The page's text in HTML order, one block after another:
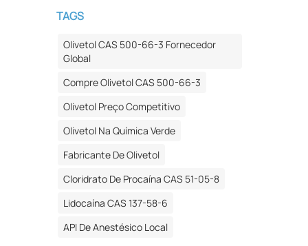
TAGS
Olivetol CAS 500-66-3 Fornecedor
Global
Compre Olivetol CAS 500-66-3
Olivetol Preço Competitivo
Olivetol Na Química Verde
Fabricante De Olivetol
Cloridrato De Procaína CAS 51-05-8
Lidocaína CAS 137-58-6
API De Anestésico Local